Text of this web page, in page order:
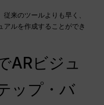
来のツールよりも早く、
アルを作成することができ
ARビジュ
ップ・バ